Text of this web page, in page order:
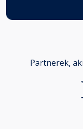
Partnerek,